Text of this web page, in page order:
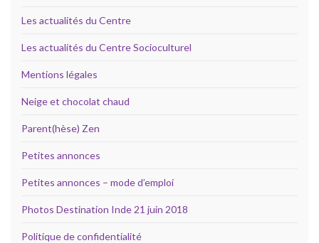
Les actualités du Centre
Les actualités du Centre Socioculturel
Mentions légales
Neige et chocolat chaud
Parent(hèse) Zen
Petites annonces
Petites annonces – mode d’emploi
Photos Destination Inde 21 juin 2018
Politique de confidentialité